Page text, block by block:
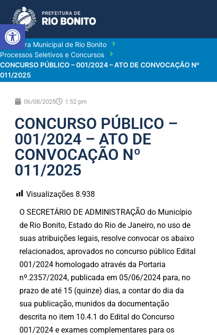
Abrir a barra de ferramentas
Prefeitura Municipal de Rio Bonito
Processos Seletivos e Concursos
CONCURSO PÚBLICO – 001/2024 – ATO DE CONVOCAÇÃO Nº
011/2025
06/08/2025 1:52 pm
CONCURSO PÚBLICO –
001/2024 – ATO DE
CONVOCAÇÃO Nº
011/2025
Visualizações 8.938
O SECRETÁRIO DE ADMINISTRAÇÃO do Município
de Rio Bonito, Estado do Rio de Janeiro, no uso de
suas atribuições legais, resolve convocar os abaixo
relacionados, aprovados no concurso público Edital
001/2024 homologado através da Portaria
nº.2357/2024, publicada em 05/06/2024 para, no
prazo de até 15 (quinze) dias, a contar do dia da
sua publicação, munidos da documentação
descrita no item 10.4.1 do Edital do Concurso
001/2024 e exames complementares para os